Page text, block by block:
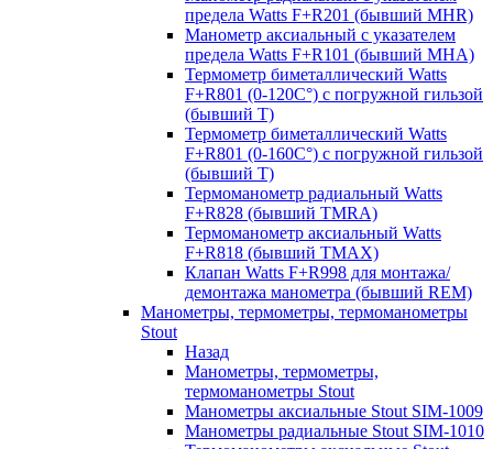
предела Watts F+R201 (бывший MHR)
Манометр аксиальный с указателем
предела Watts F+R101 (бывший MHA)
Термометр биметаллический Watts
F+R801 (0-120С°) с погружной гильзой
(бывший T)
Термометр биметаллический Watts
F+R801 (0-160С°) с погружной гильзой
(бывший T)
Термоманометр радиальный Watts
F+R828 (бывший TMRA)
Термоманометр аксиальный Watts
F+R818 (бывший TMAX)
Клапан Watts F+R998 для монтажа/
демонтажа манометра (бывший REM)
Манометры, термометры, термоманометры
Stout
Назад
Манометры, термометры,
термоманометры Stout
Манометры аксиальные Stout SIM-1009
Манометры радиальные Stout SIM-1010